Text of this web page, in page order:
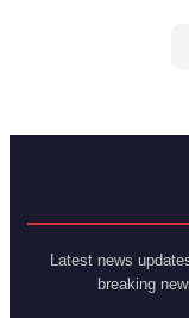
Latest news
breaking